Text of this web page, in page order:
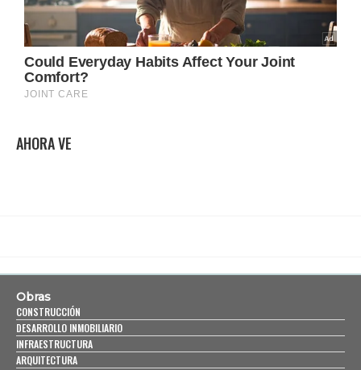
AHORA VE
Obras
CONSTRUCCIÓN
DESARROLLO INMOBILIARIO
INFRAESTRUCTURA
ARQUITECTURA